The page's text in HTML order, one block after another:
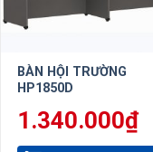
BÀN HỘI TRƯỜNG
HP1850D
1.340.000₫